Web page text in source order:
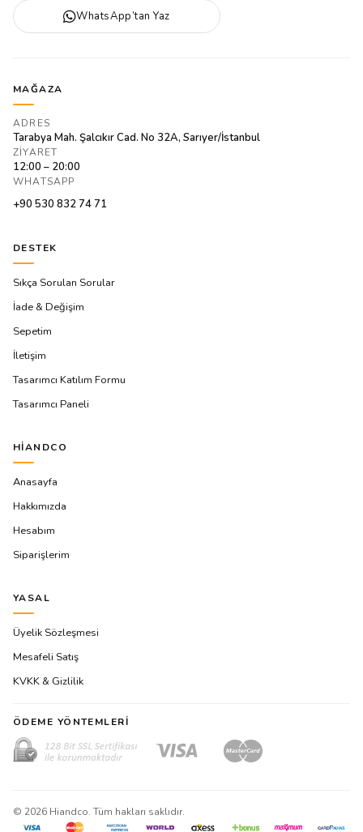
WhatsApp’tan Yaz
MAĞAZA
ADRES
Tarabya Mah. Şalcıkır Cad. No 32A, Sarıyer/İstanbul
ZIYARET
12:00 – 20:00
WHATSAPP
+90 530 832 74 71
DESTEK
Sıkça Sorulan Sorular
İade & Değişim
Sepetim
İletişim
Tasarımcı Katılım Formu
Tasarımcı Paneli
HIANDCO
Anasayfa
Hakkımızda
Hesabım
Siparişlerim
YASAL
Üyelik Sözleşmesi
Mesafeli Satış
KVKK & Gizlilik
ÖDEME YÖNTEMLERI
© 2026 Hiandco. Tüm hakları saklıdır.